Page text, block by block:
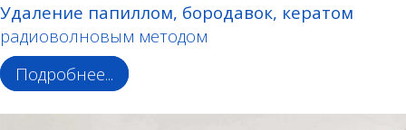
Удаление папиллом, бородавок, кератом
радиоволновым методом
Подробнее...